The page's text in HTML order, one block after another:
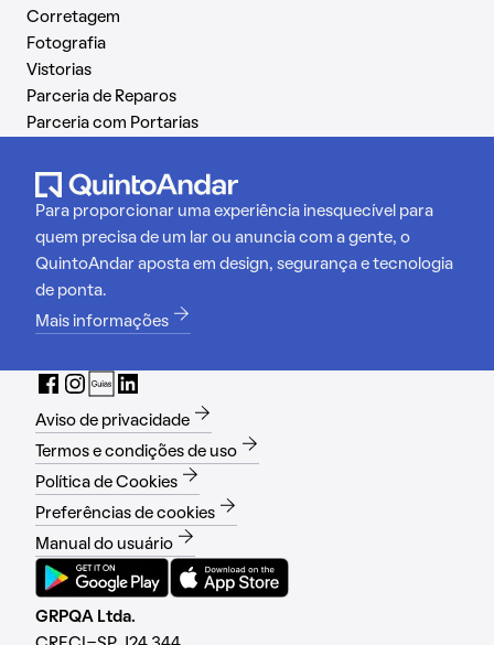
Corretagem
Fotografia
Vistorias
Parceria de Reparos
Parceria com Portarias
Para proporcionar uma experiência inesquecível para
quem precisa de um lar ou anuncia com a gente, o
QuintoAndar aposta em design, segurança e tecnologia
de ponta.
Mais informações
Aviso de privacidade
Termos e condições de uso
Política de Cookies
Preferências de cookies
Manual do usuário
GRPQA Ltda.